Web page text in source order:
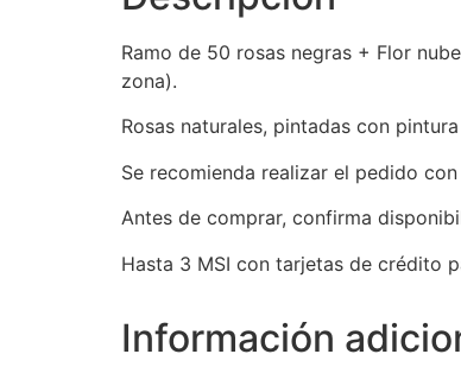
Ramo de 50 rosas negras + Flor
zona).
Rosas naturales, pintadas con
Se recomienda realizar el pedido
Antes de comprar, confirma
Hasta 3 MSI con tarjetas de crédito
Información